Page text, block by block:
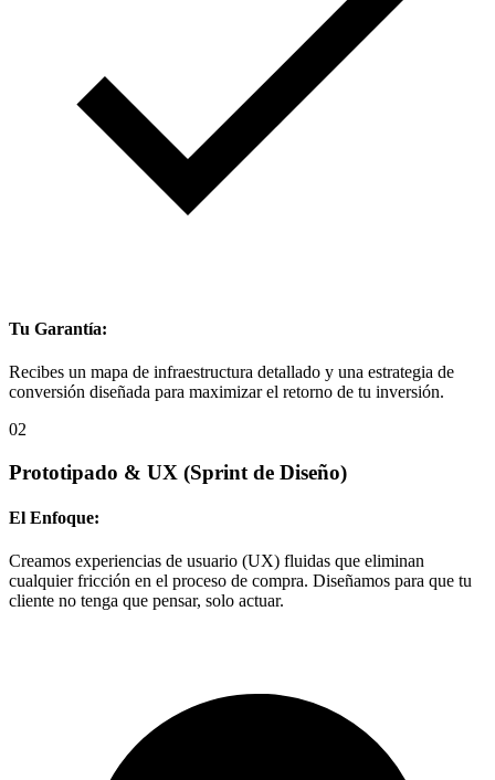
Tu Garantía:
Recibes un mapa de infraestructura detallado y una estrategia de
conversión diseñada para maximizar el retorno de tu inversión.
02
Prototipado & UX (Sprint de Diseño)
El Enfoque:
Creamos experiencias de usuario (UX) fluidas que eliminan
cualquier fricción en el proceso de compra. Diseñamos para que tu
cliente no tenga que pensar, solo actuar.